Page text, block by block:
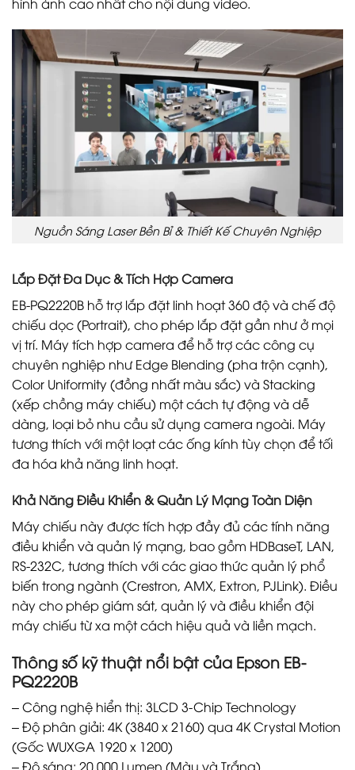
Nguồn Sáng Laser Bền Bỉ & Thiết Kế Chuyên Nghiệp
Lắp Đặt Đa Dục & Tích Hợp Camera
EB-PQ2220B hỗ trợ lắp đặt linh hoạt 360 độ và chế độ
chiếu dọc (Portrait), cho phép lắp đặt gần như ở mọi
vị trí. Máy tích hợp camera để hỗ trợ các công cụ
chuyên nghiệp như Edge Blending (pha trộn cạnh),
Color Uniformity (đồng nhất màu sắc) và Stacking
(xếp chồng máy chiếu) một cách tự động và dễ
dàng, loại bỏ nhu cầu sử dụng camera ngoài. Máy
tương thích với một loạt các ống kính tùy chọn để tối
đa hóa khả năng linh hoạt.
Khả Năng Điều Khiển & Quản Lý Mạng Toàn Diện
Máy chiếu này được tích hợp đầy đủ các tính năng
điều khiển và quản lý mạng, bao gồm HDBaseT, LAN,
RS-232C, tương thích với các giao thức quản lý phổ
biến trong ngành (Crestron, AMX, Extron, PJLink). Điều
này cho phép giám sát, quản lý và điều khiển đội
máy chiếu từ xa một cách hiệu quả và liền mạch.
Thông số kỹ thuật nổi bật của Epson EB-
PQ2220B
– Công nghệ hiển thị: 3LCD 3-Chip Technology
– Độ phân giải: 4K (3840 x 2160) qua 4K Crystal Motion
(Gốc WUXGA 1920 x 1200)
– Độ sáng: 20.000 Lumen (Màu và Trắng)